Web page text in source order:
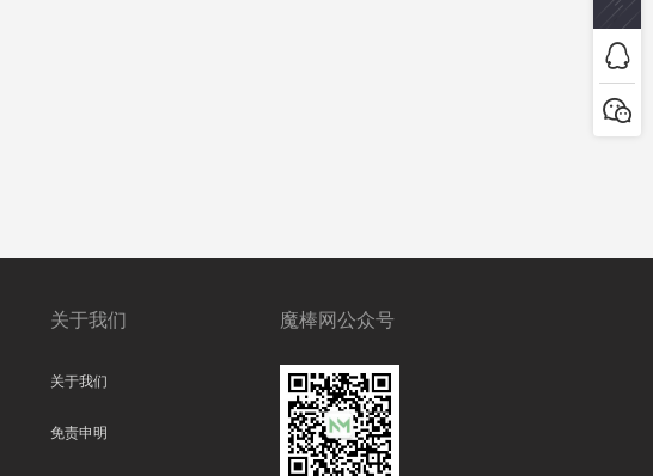
关于我们
关于我们
免责申明
魔棒网公众号